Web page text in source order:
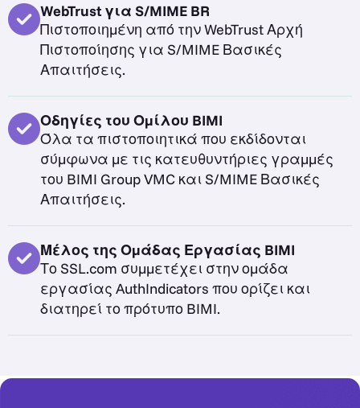
WebTrust για S/MIME BR
Πιστοποιημένη από την WebTrust Αρχή
Πιστοποίησης για S/MIME Βασικές
Απαιτήσεις.
Οδηγίες του Ομίλου BIMI
Όλα τα πιστοποιητικά που εκδίδονται
σύμφωνα με τις κατευθυντήριες γραμμές
του BIMI Group VMC και S/MIME Βασικές
Απαιτήσεις.
Μέλος της Ομάδας Εργασίας BIMI
Το SSL.com συμμετέχει στην ομάδα
εργασίας AuthIndicators που ορίζει και
διατηρεί το πρότυπο BIMI.